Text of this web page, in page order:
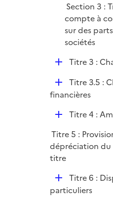
Section 3 :
compte à
sur des
sociétés
D
l
r
Titre 3 :
D
é
e
r
Titre 3.5 :
financières
D
p
l
i
r
Titre 4 :
Titre 5 :
dépréciation
titre
D
é
Titre 6 :
particuliers